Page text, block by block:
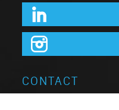
CONTACT